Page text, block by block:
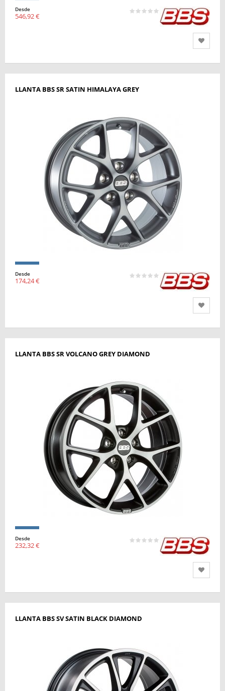
Desde
546,92 €
LLANTA BBS SR SATIN HIMALAYA GREY
Desde
174,24 €
LLANTA BBS SR VOLCANO GREY DIAMOND
Desde
232,32 €
LLANTA BBS SV SATIN BLACK DIAMOND